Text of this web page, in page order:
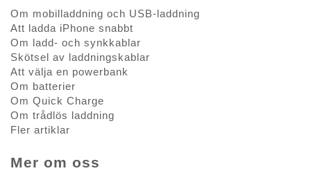
Om mobilladdning och USB-laddning
Att ladda iPhone snabbt
Om ladd- och synkkablar
Skötsel av laddningskablar
Att välja en powerbank
Om batterier
Om Quick Charge
Om trådlös laddning
Fler artiklar
Mer om oss